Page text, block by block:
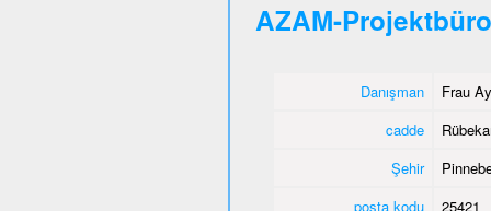
AZAM-
Danışman
Frau
cadde
Şehir
posta kodu
25421